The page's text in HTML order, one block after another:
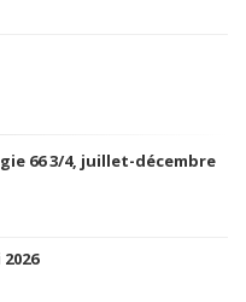
66 3/4, juillet-décembre